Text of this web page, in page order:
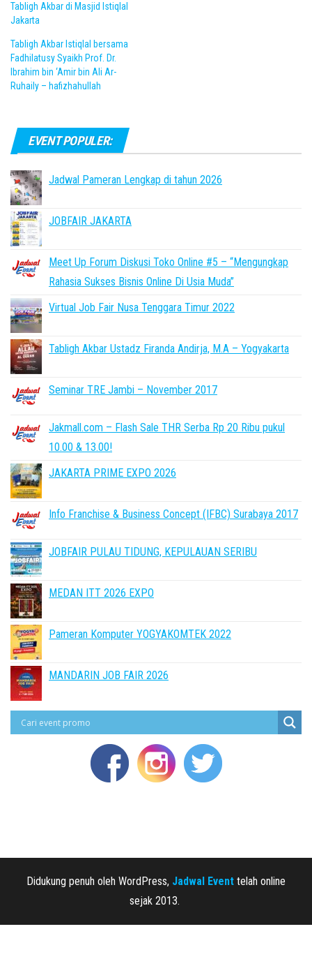
Tabligh Akbar di Masjid Istiqlal
Jakarta
Tabligh Akbar Istiqlal bersama
Fadhilatusy Syaikh Prof. Dr.
Ibrahim bin ‘Amir bin Ali Ar-
Ruhaily – hafizhahullah
EVENT POPULER:
Jadwal Pameran Lengkap di tahun 2026
JOBFAIR JAKARTA
Meet Up Forum Diskusi Toko Online #5 – “Mengungkap
Rahasia Sukses Bisnis Online Di Usia Muda”
Virtual Job Fair Nusa Tenggara Timur 2022
Tabligh Akbar Ustadz Firanda Andirja, M.A – Yogyakarta
Seminar TRE Jambi – November 2017
Jakmall.com – Flash Sale THR Serba Rp 20 Ribu pukul
10.00 & 13.00!
JAKARTA PRIME EXPO 2026
Info Franchise & Business Concept (IFBC) Surabaya 2017
JOBFAIR PULAU TIDUNG, KEPULAUAN SERIBU
MEDAN ITT 2026 EXPO
Pameran Komputer YOGYAKOMTEK 2022
MANDARIN JOB FAIR 2026
Didukung penuh oleh WordPress, Jadwal Event telah online
sejak 2013.